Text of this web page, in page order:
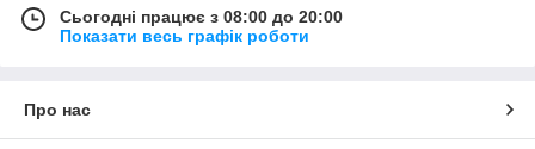
Сьогодні працює з 08:00 до 20:00
Показати весь графік роботи
Про нас